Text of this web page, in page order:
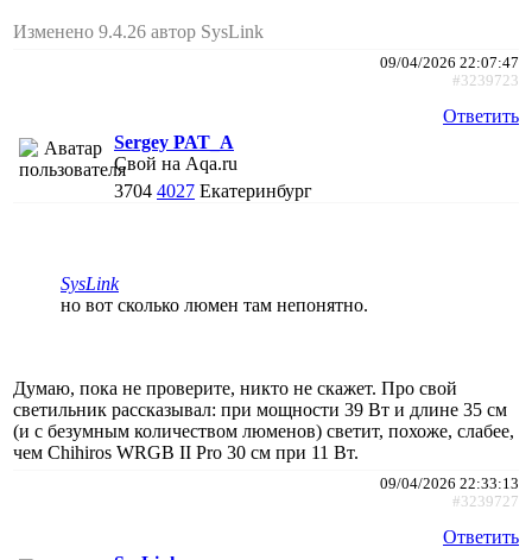
Изменено 9.4.26 автор SysLink
09/04/2026 22:07:47
#3239723
Ответить
Sergey PAT_A
Свой на Aqa.ru
3704 4027 Екатеринбург
SysLink
но вот сколько люмен там непонятно.
Думаю, пока не проверите, никто не скажет. Про свой
светильник рассказывал: при мощности 39 Вт и длине 35 см
(и с безумным количеством люменов) светит, похоже, слабее,
чем Chihiros WRGB II Pro 30 см при 11 Вт.
09/04/2026 22:33:13
#3239727
Ответить